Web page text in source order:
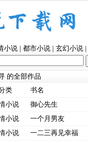
小说| 都市小说| 玄幻小说|
的全部作品
类 书名
小说 御心先生
小说 一个月男友
小说 一二三再见幸福